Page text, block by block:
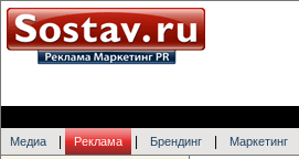
Медиа Реклама Брендинг Маркетинг